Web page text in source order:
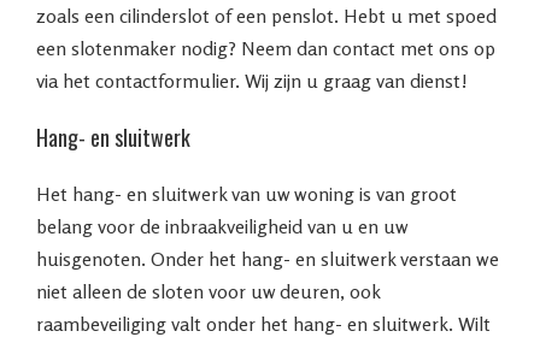
zoals een cilinderslot of een penslot. Hebt u met spoed
een slotenmaker nodig? Neem dan contact met ons op
via het contactformulier. Wij zijn u graag van dienst!
Hang- en sluitwerk
Het hang- en sluitwerk van uw woning is van groot
belang voor de inbraakveiligheid van u en uw
huisgenoten. Onder het hang- en sluitwerk verstaan we
niet alleen de sloten voor uw deuren, ook
raambeveiliging valt onder het hang- en sluitwerk. Wilt